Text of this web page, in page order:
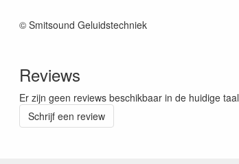
© Smitsound Geluidstechniek
Reviews
Er zijn geen reviews beschikbaar in de huidige taal
Schrijf een review